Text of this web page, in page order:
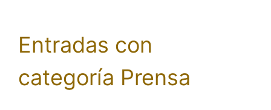
Entradas con
categoría Prensa